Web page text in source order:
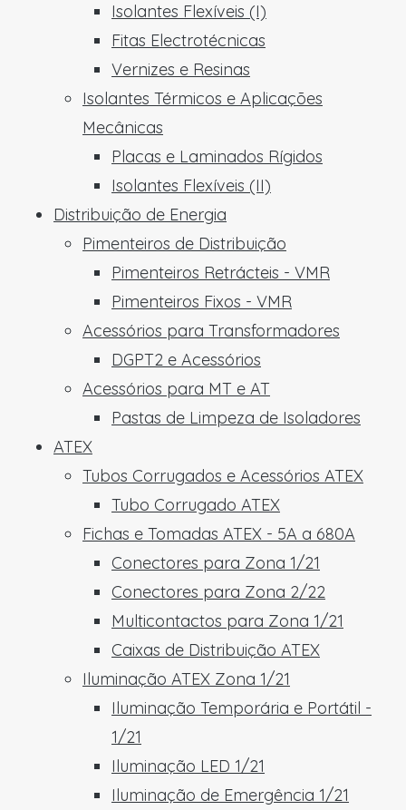
Isolantes Flexíveis (I)
Fitas Electrotécnicas
Vernizes e Resinas
Isolantes Térmicos e Aplicações
Mecânicas
Placas e Laminados Rígidos
Isolantes Flexíveis (II)
Distribuição de Energia
Pimenteiros de Distribuição
Pimenteiros Retrácteis - VMR
Pimenteiros Fixos - VMR
Acessórios para Transformadores
DGPT2 e Acessórios
Acessórios para MT e AT
Pastas de Limpeza de Isoladores
ATEX
Tubos Corrugados e Acessórios ATEX
Tubo Corrugado ATEX
Fichas e Tomadas ATEX - 5A a 680A
Conectores para Zona 1/21
Conectores para Zona 2/22
Multicontactos para Zona 1/21
Caixas de Distribuição ATEX
Iluminação ATEX Zona 1/21
Iluminação Temporária e Portátil -
1/21
Iluminação LED 1/21
Iluminação de Emergência 1/21